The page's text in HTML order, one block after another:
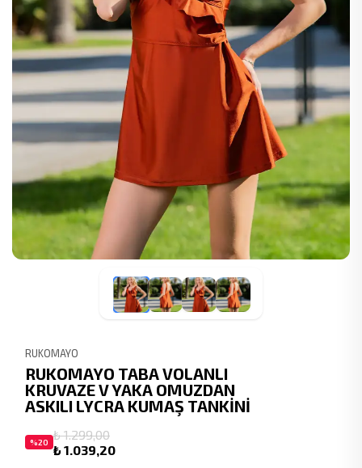
RUKOMAYO
RUKOMAYO TABA VOLANLI
KRUVAZE V YAKA OMUZDAN
ASKILI LYCRA KUMAŞ TANKİNİ
%20 ₺ 1.299,00
₺ 1.039,20